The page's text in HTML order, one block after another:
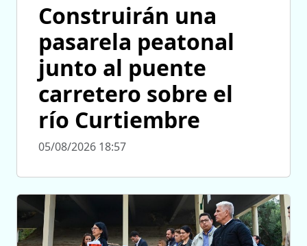
Construirán una
pasarela peatonal
junto al puente
carretero sobre el
río Curtiembre
05/08/2026 18:57